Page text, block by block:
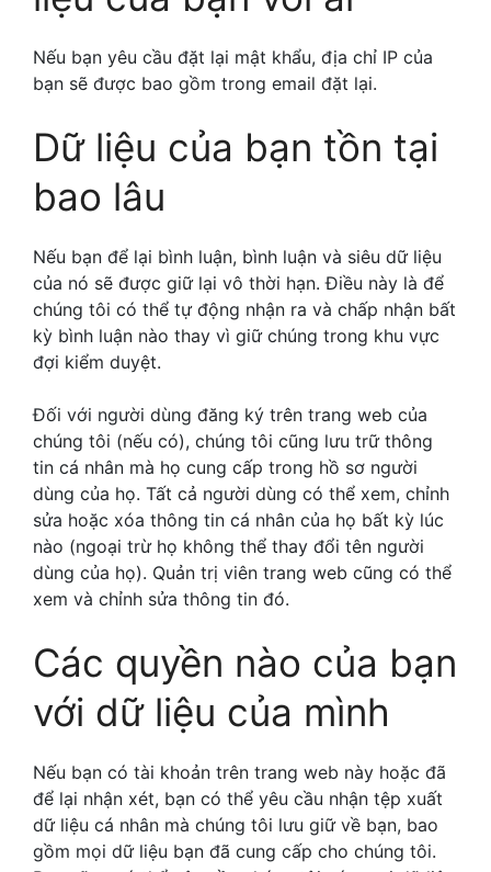
Nếu bạn yêu cầu đặt lại mật khẩu, địa chỉ IP của
bạn sẽ được bao gồm trong email đặt lại.
Dữ liệu của bạn tồn tại
bao lâu
Nếu bạn để lại bình luận, bình luận và siêu dữ liệu
của nó sẽ được giữ lại vô thời hạn. Điều này là để
chúng tôi có thể tự động nhận ra và chấp nhận bất
kỳ bình luận nào thay vì giữ chúng trong khu vực
đợi kiểm duyệt.
Đối với người dùng đăng ký trên trang web của
chúng tôi (nếu có), chúng tôi cũng lưu trữ thông
tin cá nhân mà họ cung cấp trong hồ sơ người
dùng của họ. Tất cả người dùng có thể xem, chỉnh
sửa hoặc xóa thông tin cá nhân của họ bất kỳ lúc
nào (ngoại trừ họ không thể thay đổi tên người
dùng của họ). Quản trị viên trang web cũng có thể
xem và chỉnh sửa thông tin đó.
Các quyền nào của bạn
với dữ liệu của mình
Nếu bạn có tài khoản trên trang web này hoặc đã
để lại nhận xét, bạn có thể yêu cầu nhận tệp xuất
dữ liệu cá nhân mà chúng tôi lưu giữ về bạn, bao
gồm mọi dữ liệu bạn đã cung cấp cho chúng tôi.